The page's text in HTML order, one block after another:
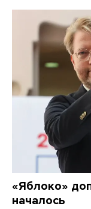
«Яблоко»
началось